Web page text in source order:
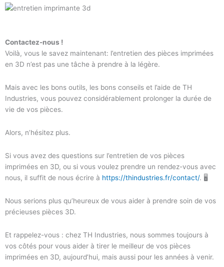
Contactez-nous !
Voilà, vous le savez maintenant: l’entretien des pièces imprimées
en 3D n’est pas une tâche à prendre à la légère.
Mais avec les bons outils, les bons conseils et l’aide de TH
Industries, vous pouvez considérablement prolonger la durée de
vie de vos pièces.
Alors, n’hésitez plus.
Si vous avez des questions sur l’entretien de vos pièces
imprimées en 3D, ou si vous voulez prendre un rendez-vous avec
nous, il suffit de nous écrire à https://thindustries.fr/contact/. 🖥️
Nous serions plus qu’heureux de vous aider à prendre soin de vos
précieuses pièces 3D.
Et rappelez-vous : chez TH Industries, nous sommes toujours à
vos côtés pour vous aider à tirer le meilleur de vos pièces
imprimées en 3D, aujourd’hui, mais aussi pour les années à venir.